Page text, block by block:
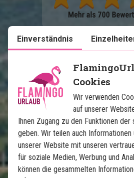
Mexikos
Strandurlaub auf
Einverständnis
Cookies
Wir verwenden
auf unserer
Ihnen Zugang zu den Funktionen
geben. Wir teilen auch
unserer Website mit unseren
für soziale Medien, Werbung und
können die gesammelten